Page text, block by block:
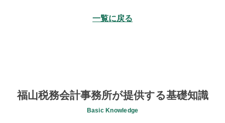
一覧に戻る
福山税務会計事務所が提供する基礎知識
Basic Knowledge